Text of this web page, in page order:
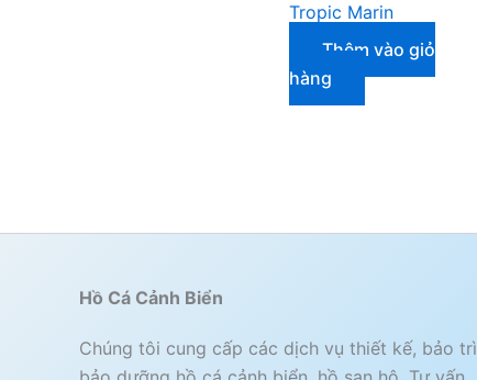
Tropic Marin
Thêm vào giỏ
hàng
Hồ Cá Cảnh Biển
Chúng tôi cung cấp các dịch vụ thiết kế, bảo trì